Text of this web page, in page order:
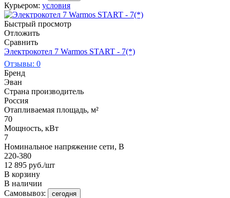
Курьером: условия
Быстрый просмотр
Отложить
Сравнить
Электрокотел 7 Warmos START - 7(*)
Отзывы: 0
Бренд
Эван
Страна производитель
Россия
Отапливаемая площадь, м²
70
Мощность, кВт
7
Номинальное напряжение сети, В
220-380
12 895 руб./шт
В корзину
В наличии
Самовывоз:
сегодня